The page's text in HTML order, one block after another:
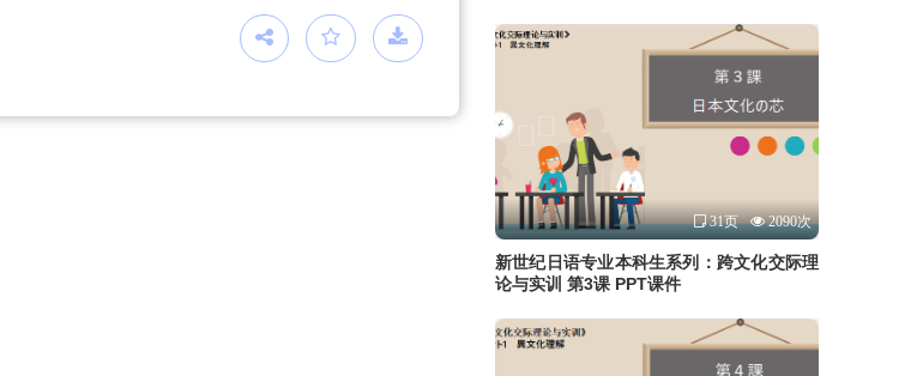
31页 2090次
新世纪日语专业本科生系列：跨文化交际理
论与实训 第3课 PPT课件